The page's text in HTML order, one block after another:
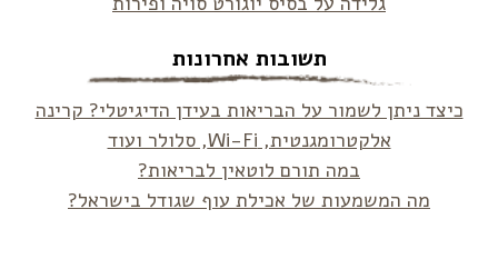
תשובות אחרונות
כיצד ניתן לשמור על הבריאות בעידן הדיגיטלי? קרינה
אלקטרומגנטית, Wi-Fi, סלולר ועוד
במה תורם לוטאין לבריאות?
מה המשמעות של אכילת עוף שגודל בישראל?